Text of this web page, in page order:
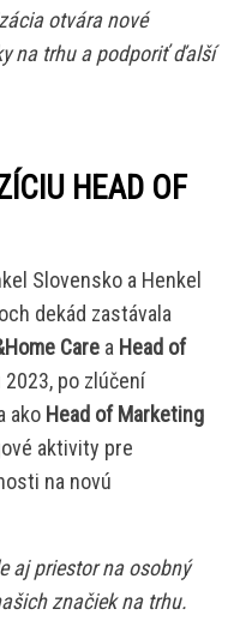
otvára nové
na trhu a podporiť ďalší
HEAD OF
Slovensko a Henkel
dekád zastávala
Care a Head of
2023, po zlúčení
ako Head of Marketing
aktivity pre
na novú
aj priestor na osobný
značiek na trhu.